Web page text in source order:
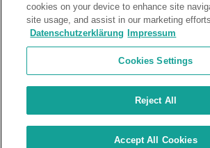
Datenschutzerklärung
Rechtliche Hinweise
cookies on your device to enhance site
site usage, and assist in our marketing
Datenschutzerklärung
Impressum
Cookies Settings
Reject All
Accept All Cookies